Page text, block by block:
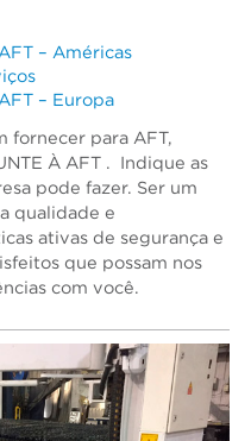
– Américas
– Europa
fornecer para AFT,
À AFT . Indique as
pode fazer. Ser um
qualidade e
ativas de segurança e
que possam nos
com você.